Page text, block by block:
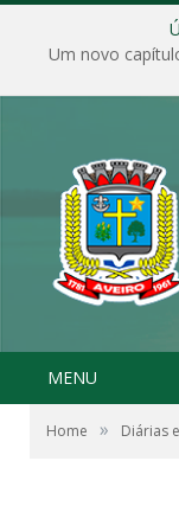
Um novo
MENU
Home » Diárias